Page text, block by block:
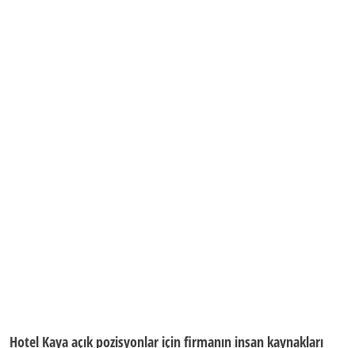
Hotel Kaya açık pozisyonlar için firmanın insan kaynakları